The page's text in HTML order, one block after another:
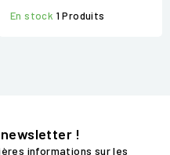
En stock 1 Produits
!
informations sur les